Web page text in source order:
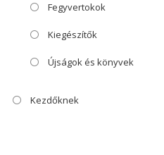
Fegyvertokok
Kiegészítők
Újságok és könyvek
Kezdőknek